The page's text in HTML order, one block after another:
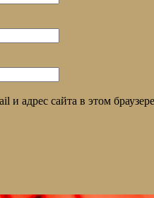
и адрес сайта в этом